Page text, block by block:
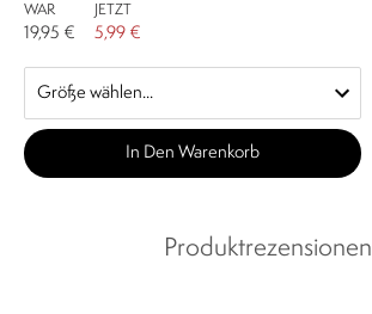
WAR
19,95 €
JETZT
5,99 €
In Den Warenkorb
Produktrezensionen